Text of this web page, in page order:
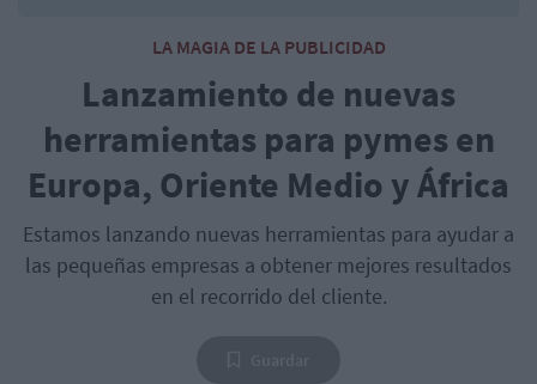
LA MAGIA DE LA PUBLICIDAD
Lanzamiento de nuevas
herramientas para pymes en
Europa, Oriente Medio y África
Estamos lanzando nuevas herramientas para ayudar a
las pequeñas empresas a obtener mejores resultados
en el recorrido del cliente.